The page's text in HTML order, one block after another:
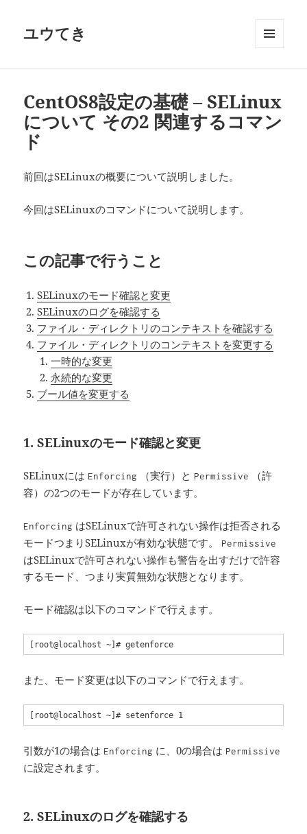
ユウてき
CentOS8設定の基礎 – SELinux
について その2 関連するコマン
ド
前回はSELinuxの概要について説明しました。
今回はSELinuxのコマンドについて説明します。
この記事で行うこと
SELinuxのモード確認と変更
SELinuxのログを確認する
ファイル・ディレクトリのコンテキストを確認する
ファイル・ディレクトリのコンテキストを変更する
一時的な変更
永続的な変更
ブール値を変更する
1. SELinuxのモード確認と変更
SELinuxには Enforcing （実行）と Permissive
（許
容）の2つのモードが存在しています。
Enforcing はSELinuxで許可されない操作は拒否される
モードつまりSELinuxが有効な状態です。
Permissive
はSELinuxで許可されない操作も警告を出すだけで許容
するモード、つまり実質無効な状態となります。
モード確認は以下のコマンドで行えます。
[root@localhost ~]# getenforce
また、モード変更は以下のコマンドで行えます。
[root@localhost ~]# setenforce 1
引数が1の場合は Enforcing に、0の場合は Permissive
に設定されます。
2. SELinuxのログを確認する